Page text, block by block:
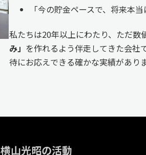
「今の貯金ペースで、将来本当
私たちは20年以上にわたり、ただ
み」 を作れるよう伴走してきた会社
待にお応えできる確かな実績がありま
横山光昭の活動